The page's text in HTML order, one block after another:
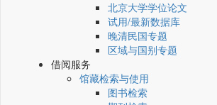
北京大学学位论文
试用/最新数据库
晚清民国专题
区域与国别专题
借阅服务
馆藏检索与使用
图书检索